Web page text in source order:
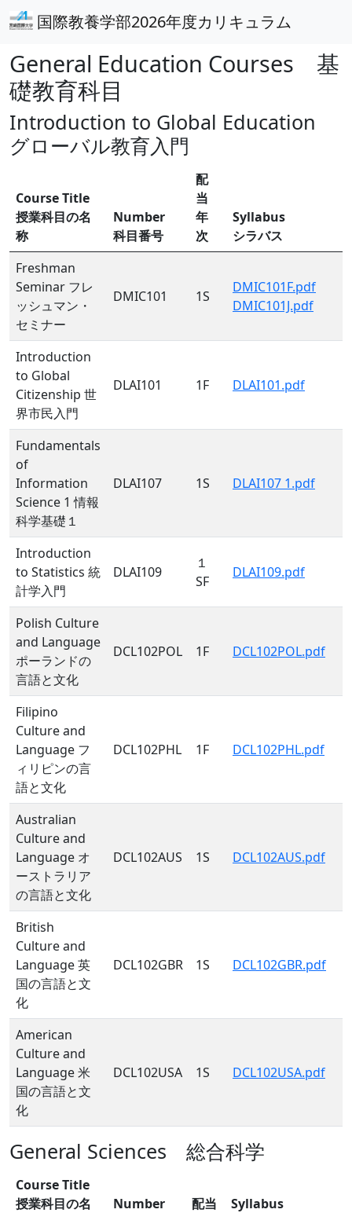
国際教養学部2026年度カリキュラム
General Education Courses 基
礎教育科目
Introduction to Global Education
グローバル教育入門
Course Title
授業科目の名
称
Number
科目番号
配
当
年
次
Syllabus
シラバス
Freshman
Seminar フレ
ッシュマン・
セミナー
DMIC101 1S
DMIC101F.pdf
DMIC101J.pdf
Introduction
to Global
Citizenship 世
界市民入門
DLAI101 1F DLAI101.pdf
Fundamentals
of
Information
Science 1 情報
科学基礎１
DLAI107 1S DLAI107 1.pdf
Introduction
to Statistics 統
計学入門
DLAI109
１
SF
DLAI109.pdf
Polish Culture
and Language
ポーランドの
言語と文化
DCL102POL 1F DCL102POL.pdf
Filipino
Culture and
Language フ
ィリピンの言
語と文化
DCL102PHL 1F DCL102PHL.pdf
Australian
Culture and
Language オ
ーストラリア
の言語と文化
DCL102AUS 1S DCL102AUS.pdf
British
Culture and
Language 英
国の言語と文
化
DCL102GBR 1S DCL102GBR.pdf
American
Culture and
Language 米
国の言語と文
化
DCL102USA 1S DCL102USA.pdf
General Sciences 総合科学
Course Title
授業科目の名
Number
配当
Syllabus